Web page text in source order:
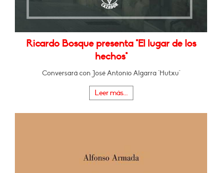
Ricardo Bosque presenta "El lugar de los
hechos"
Conversará con José Antonio Algarra "Hutxu"
Leer más...